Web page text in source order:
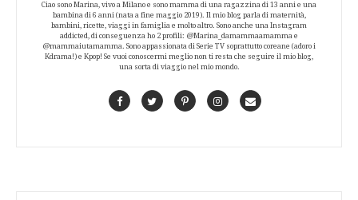
Ciao sono Marina, vivo a Milano e sono mamma di una ragazzina di 13 anni e una
bambina di 6 anni (nata a fine maggio 2019). Il mio blog parla di maternità,
bambini, ricette, viaggi in famiglia e molto altro. Sono anche una Instagram
addicted, di conseguenza ho 2 profili: @Marina_damammaamamma e
@mammaiutamamma. Sono appassionata di Serie TV soprattutto coreane (adoro i
Kdrama!) e Kpop! Se vuoi conoscermi meglio non ti resta che seguire il mio blog,
una sorta di viaggio nel mio mondo.
FacebookTwitterPinterestInstagramContact